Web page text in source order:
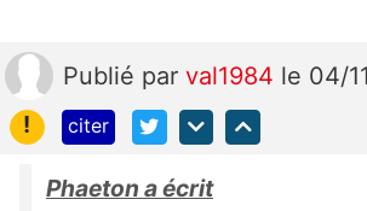
Publié par val1984 le 04/
!
citer
Phaeton a écrit